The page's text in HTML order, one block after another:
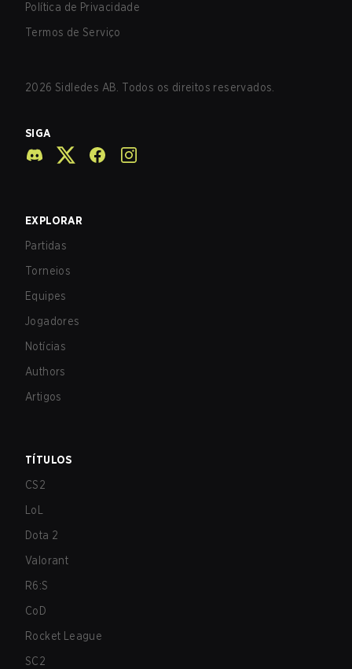
Política de Privacidade
Termos de Serviço
2026 Sidledes AB. Todos os direitos reservados.
SIGA
EXPLORAR
Partidas
Torneios
Equipes
Jogadores
Notícias
Authors
Artigos
TÍTULOS
CS2
LoL
Dota 2
Valorant
R6:S
CoD
Rocket League
SC2